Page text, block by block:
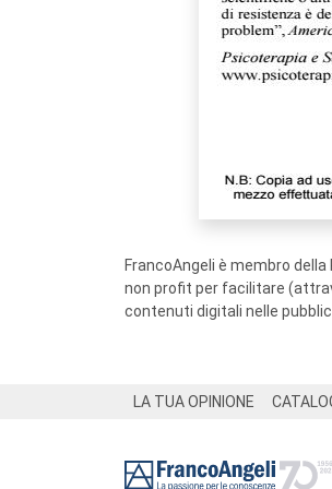
FrancoAngeli è membro
non profit per facilitare
contenuti digitali nelle
LA TUA OPINIONE